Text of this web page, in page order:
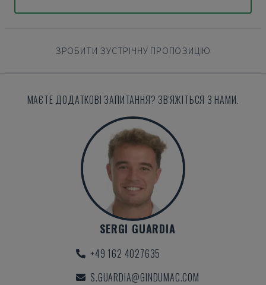
ЗРОБИТИ ЗУСТРІЧНУ ПРОПОЗИЦІЮ
МАЄТЕ ДОДАТКОВІ ЗАПИТАННЯ? ЗВ'ЯЖІТЬСЯ З НАМИ.
SERGI GUARDIA
+49 162 4027635
S.GUARDIA@GINDUMAC.COM